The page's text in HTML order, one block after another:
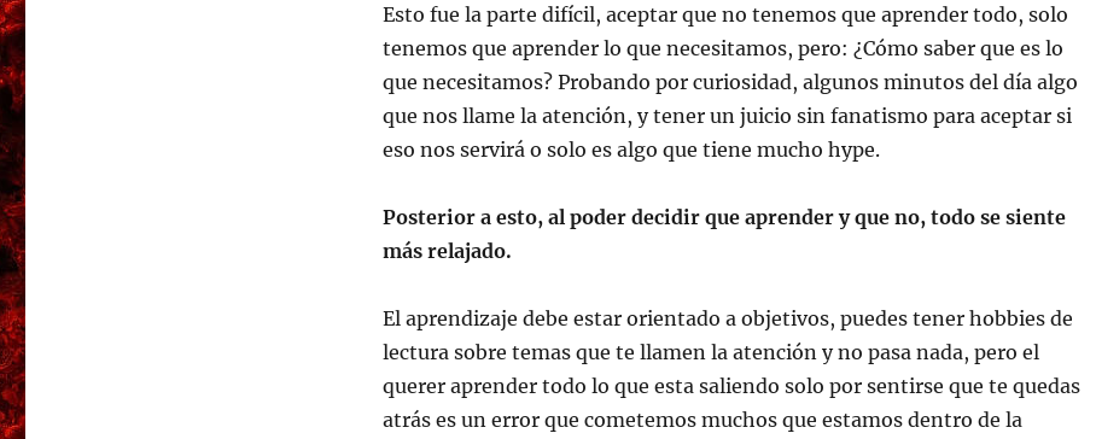
Esto fue la parte difícil, aceptar que no tenemos que aprender todo, solo
tenemos que aprender lo que necesitamos, pero: ¿Cómo saber que es lo
que necesitamos? Probando por curiosidad, algunos minutos del día algo
que nos llame la atención, y tener un juicio sin fanatismo para aceptar si
eso nos servirá o solo es algo que tiene mucho hype.
Posterior a esto, al poder decidir que aprender y que no, todo se siente
más relajado.
El aprendizaje debe estar orientado a objetivos, puedes tener hobbies de
lectura sobre temas que te llamen la atención y no pasa nada, pero el
querer aprender todo lo que esta saliendo solo por sentirse que te quedas
atrás es un error que cometemos muchos que estamos dentro de la